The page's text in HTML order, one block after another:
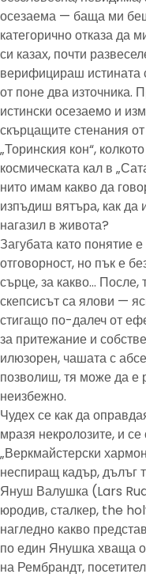
осезаема — баща ми
категорично отказа да
си казах, почти
верифицираш истината
от поне два източника.
истински осезаемо и
скърцащите стенания
„Торинския кон“,
космическата кал в
нито имам какво да
изпъдиш вятъра, как да
нагазил в живота?
Загубата като понятие
отговорност, но пък е
сърце, за какво… После,
скепсисът са ялови —
стигащо по-далеч от
за притежание и
илюзорен, чашата с
позволиш, тя може да е
неизбежно.
Чудех се как да
мразя некролозите, и
„Веркмайстерски
неспиращ кадър, дълъг
Януш Валушка (Lars
юродив, сталкер, the
нагледно какво
по един Янушка хваща
на Рембрандт,